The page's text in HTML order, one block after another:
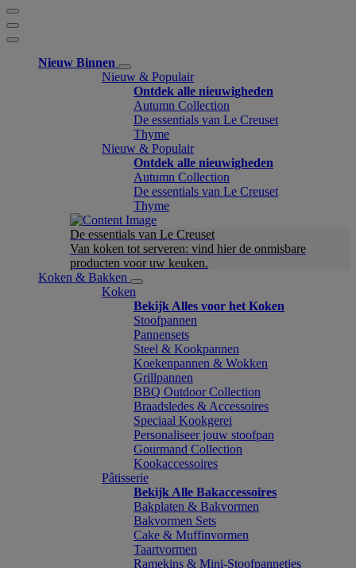
Nieuw Binnen
Nieuw & Populair
Ontdek alle nieuwigheden
Autumn Collection
De essentials van Le Creuset
Thyme
Nieuw & Populair
Ontdek alle nieuwigheden
Autumn Collection
De essentials van Le Creuset
Thyme
De essentials van Le Creuset
Van koken tot serveren: vind hier de onmisbare
producten voor uw keuken.
Koken & Bakken
Koken
Bekijk Alles voor het Koken
Stoofpannen
Pannensets
Steel & Kookpannen
Koekenpannen & Wokken
Grillpannen
BBQ Outdoor Collection
Braadsledes & Accessoires
Speciaal Kookgerei
Personaliseer jouw stoofpan
Gourmand Collection
Kookaccessoires
Pâtisserie
Bekijk Alle Bakaccessoires
Bakplaten & Bakvormen
Bakvormen Sets
Cake & Muffinvormen
Taartvormen
Ramekins & Mini-Stoofpannetjes